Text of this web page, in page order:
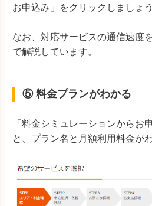
お申込み」をクリックしましょう
なお、対応サービスの通信速度
で解説しています。
⑤ 料金プランがわかる
「料金シミュレーションからお
と、プラン名と月額利用料金が